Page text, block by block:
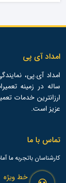
امداد آی پی
ساله در زمینه
ارزانترین خدمات
عزیز است.
تماس با ما
کارشناسان باتجربه ما
خط ویژه